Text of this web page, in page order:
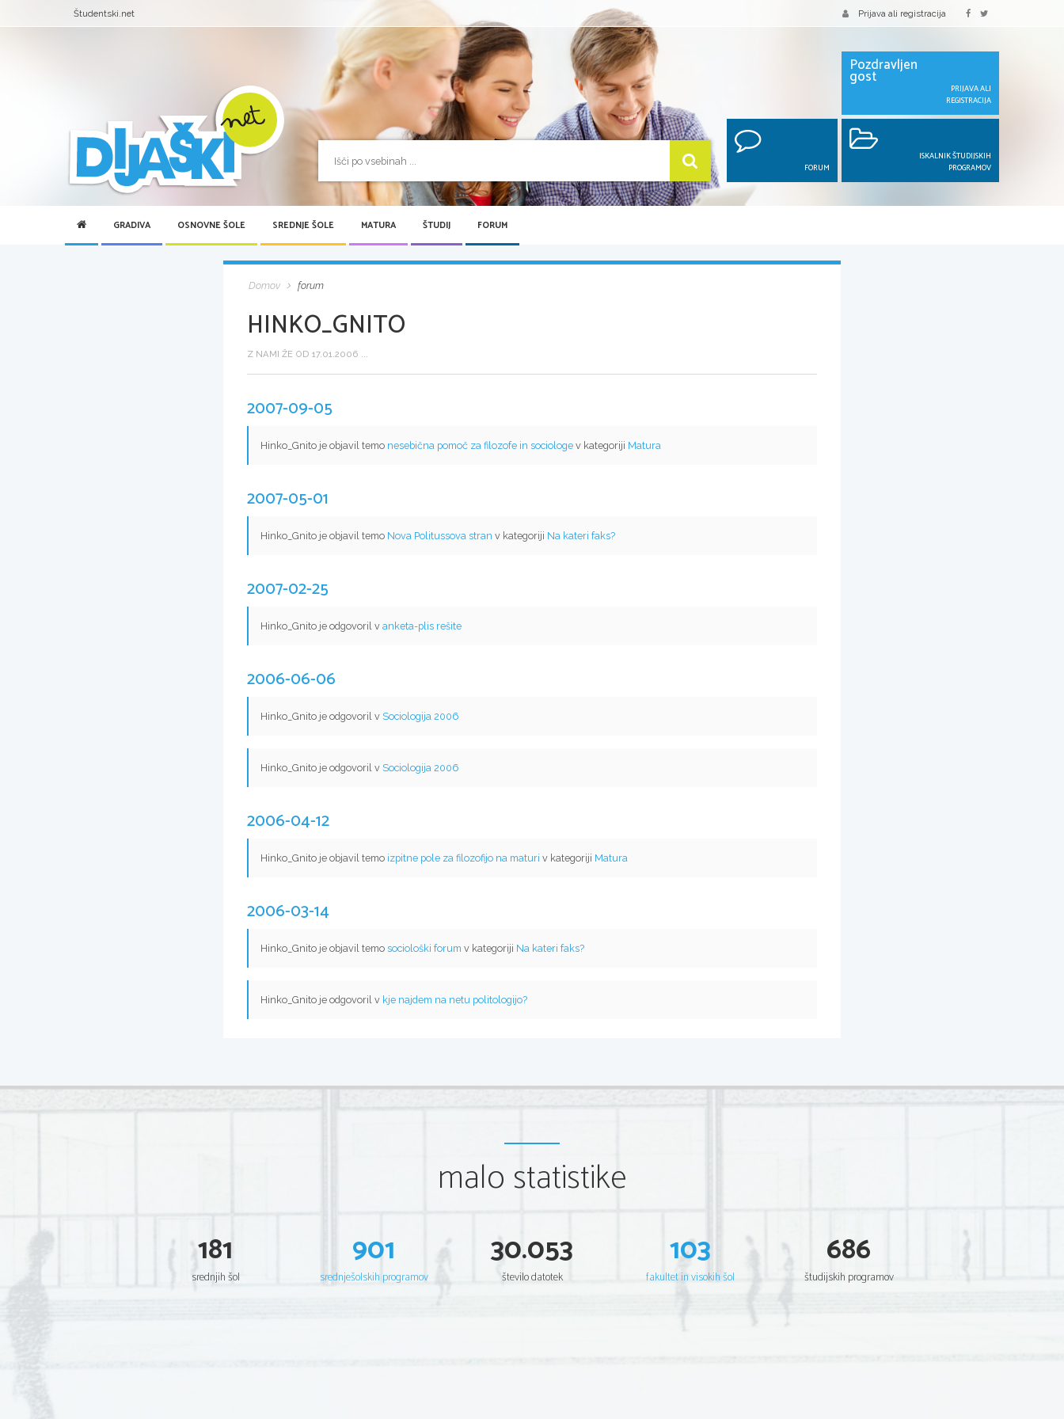
Študentski.net Prijava ali registracija
Pozdravljen
gost
PRIJAVA ALI
REGISTRACIJA
FORUM
ISKALNIK ŠTUDIJSKIH
PROGRAMOV
GRADIVA OSNOVNE ŠOLE SREDNJE ŠOLE MATURA ŠTUDIJ FORUM
Domov forum
HINKO_GNITO
Z NAMI ŽE OD 17.01.2006 ...
2007-09-05
Hinko_Gnito je objavil temo nesebična pomoč za filozofe in sociologe v kategoriji Matura
2007-05-01
Hinko_Gnito je objavil temo Nova Politussova stran v kategoriji Na kateri faks?
2007-02-25
Hinko_Gnito je odgovoril v anketa-plis rešite
2006-06-06
Hinko_Gnito je odgovoril v Sociologija 2006
Hinko_Gnito je odgovoril v Sociologija 2006
2006-04-12
Hinko_Gnito je objavil temo izpitne pole za filozofijo na maturi v kategoriji Matura
2006-03-14
Hinko_Gnito je objavil temo sociološki forum v kategoriji Na kateri faks?
Hinko_Gnito je odgovoril v kje najdem na netu politologijo?
malo statistike
181
srednjih šol
901
srednješolskih programov
30.053
število datotek
103
fakultet in visokih šol
686
študijskih programov